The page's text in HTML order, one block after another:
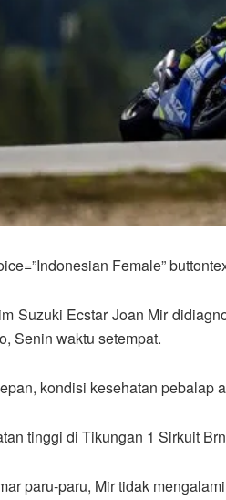
Female”
Suzuki Ecstar Joan Mir
Senin waktu setempat.
kondisi kesehatan
tinggi di Tikungan 1 Sirkuit
paru-paru, Mir tidak